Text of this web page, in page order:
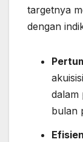
targetnya
dengan
dalam
bulan